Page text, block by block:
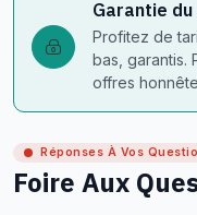
Garantie
Profitez de
bas, garantis.
offres
Réponses À Vos
Foire Aux